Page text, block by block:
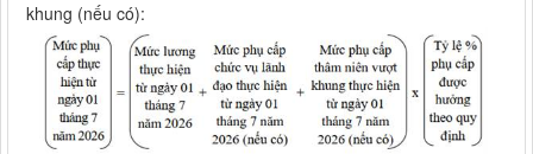
khung (nếu có):